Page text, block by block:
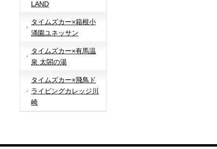
LAND
タイムズカー×箱根小
涌園ユネッサン
タイムズカー×有馬温
泉 太閤の湯
タイムズカー×飛鳥ド
ライビングカレッジ川
崎